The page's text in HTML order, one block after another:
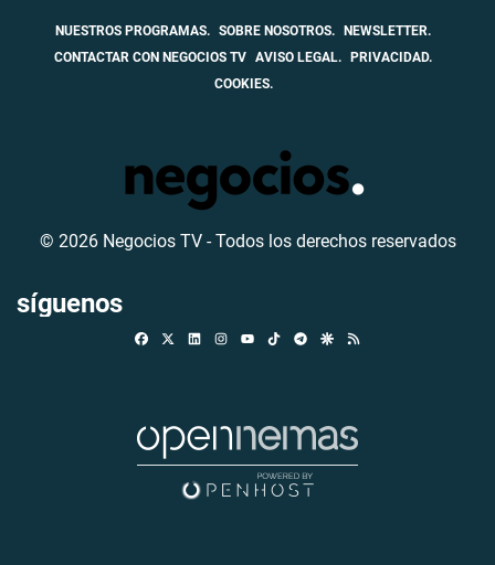
NUESTROS PROGRAMAS. SOBRE NOSOTROS. NEWSLETTER.
CONTACTAR CON NEGOCIOS TV AVISO LEGAL. PRIVACIDAD.
COOKIES.
© 2026 Negocios TV - Todos los derechos reservados
síguenos
FacebookLinkedinInstagramTikTokTelegramGoogle Discover